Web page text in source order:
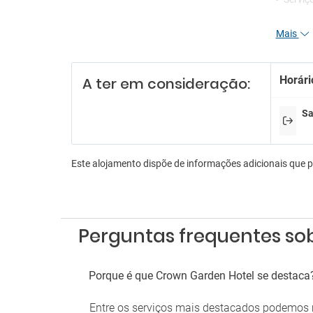
Lojas
Mais
A ter em consideração:
Este alojamento dispõe de informações adicionais que
Perguntas frequentes
Porque é que Crown Garden Hotel se
Entre os serviços mais destacados